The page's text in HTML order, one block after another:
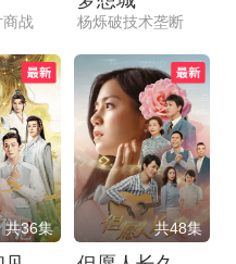
商战 杨烁破技术垄断
共36集 共48集